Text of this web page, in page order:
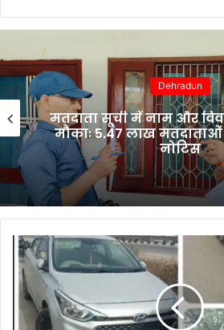
Dehradun
मतदाता सूची में नाम और
मौकाः 5.47 लाख मतदाताओं
नोटिस